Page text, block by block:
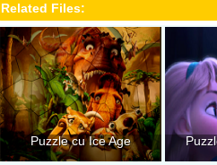
Related Files:
Puzzle cu Ice Age